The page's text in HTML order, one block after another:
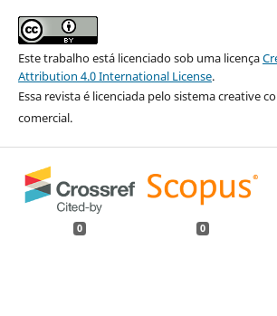
Este trabalho está licenciado sob uma licença
Attribution 4.0 International License.
Essa revista é licenciada pelo sistema creative
comercial.
0 0